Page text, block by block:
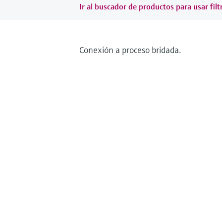
Ir al buscador de productos para usar
Conexión a proceso bridada.